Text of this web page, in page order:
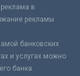
в
рекламы
банковских
и услугах можно
банка.